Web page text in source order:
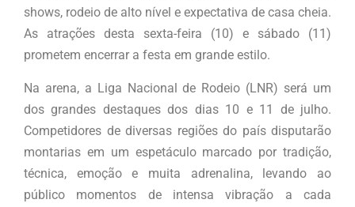
shows, rodeio de alto nível e expectativa de casa cheia.
As atrações desta sexta-feira (10) e sábado (11)
prometem encerrar a festa em grande estilo.
Na arena, a Liga Nacional de Rodeio (LNR) será um
dos grandes destaques dos dias 10 e 11 de julho.
Competidores de diversas regiões do país disputarão
montarias em um espetáculo marcado por tradição,
técnica, emoção e muita adrenalina, levando ao
público momentos de intensa vibração a cada